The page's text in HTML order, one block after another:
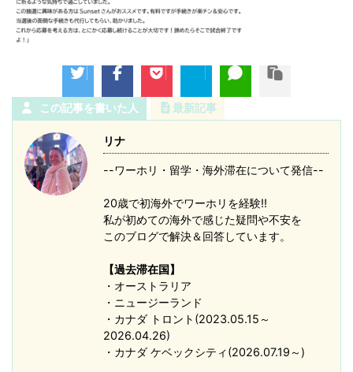
この記事を書いた人 最新記事
リナ
--ワーホリ・留学・海外滞在について発信--
20歳で初海外でワーホリを経験!!
私が初めての海外で感じた疑問や不安を
このブログで解決＆回答しています。
【過去滞在国】
・オーストラリア
・ニュージーランド
・カナダ トロント(2023.05.15～
2026.04.26)
・カナダ ケベックシティ(2026.07.19～)